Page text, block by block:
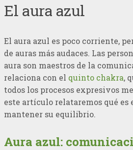
El aura azul
El aura azul es poco corriente,
de auras más audaces. Las
aura son maestros de la
relaciona con el quinto chakra,
todos los procesos expresivos
este artículo relataremos qué es
mantener su equilibrio.
Aura azul: